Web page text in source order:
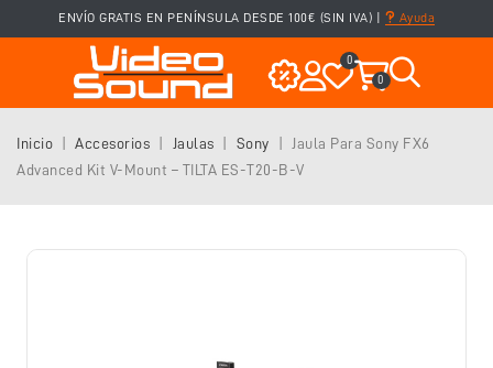
ENVÍO GRATIS EN PENÍNSULA DESDE 100€ (SIN IVA) Ayuda
0
0
Inicio Accesorios Jaulas Sony
Jaula Para Sony FX6
Advanced Kit V-Mount – TILTA ES-T20-B-V